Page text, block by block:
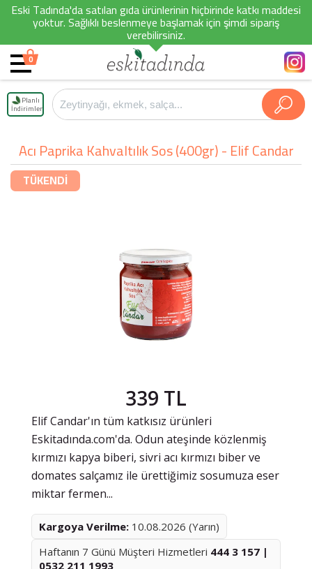
Eski Tadında'da satılan gıda ürünlerinin hiçbirinde katkı maddesi
yoktur. Sağlıklı beslenmeye başlamak için şimdi sipariş
verebilirsiniz.
0
Planlı
İndirimler
Acı Paprika Kahvaltılık Sos (400gr) - Elif Candar
TÜKENDİ
339 TL
Elif Candar'ın tüm katkısız ürünleri
Eskitadında.com'da. Odun ateşinde közlenmiş
kırmızı kapya biberi, sivri acı kırmızı biber ve
domates salçamız ile ürettiğimiz sosumuza eser
miktar fermen...
Kargoya Verilme: 10.08.2026 (Yarın)
Haftanın 7 Günü Müşteri Hizmetleri 444 3 157 |
0532 211 1993